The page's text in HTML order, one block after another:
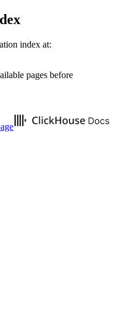
index at:
pages before